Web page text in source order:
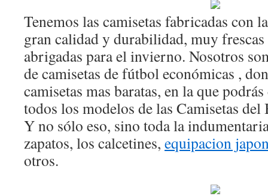
Tenemos las camisetas fabricadas con
gran calidad y durabilidad, muy
abrigadas para el invierno. Nosotros
de camisetas de fútbol económicas ,
camisetas mas baratas, en la que
todos los modelos de las Camisetas
Y no sólo eso, sino toda la
zapatos, los calcetines, equipacion
otros.